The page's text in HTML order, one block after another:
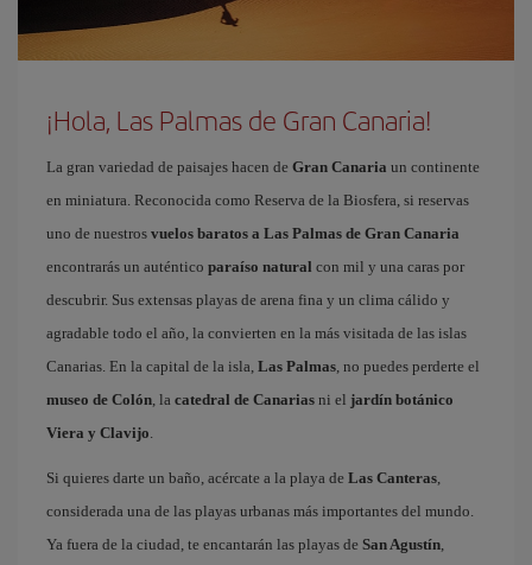
¡Hola, Las Palmas de Gran Canaria!
La gran variedad de paisajes hacen de Gran Canaria un continente
en miniatura. Reconocida como Reserva de la Biosfera, si reservas
uno de nuestros vuelos baratos a Las Palmas de Gran Canaria
encontrarás un auténtico paraíso natural con mil y una caras por
descubrir. Sus extensas playas de arena fina y un clima cálido y
agradable todo el año, la convierten en la más visitada de las islas
Canarias. En la capital de la isla, Las Palmas, no puedes perderte el
museo de Colón, la catedral de Canarias ni el jardín botánico
Viera y Clavijo.
Si quieres darte un baño, acércate a la playa de Las Canteras,
considerada una de las playas urbanas más importantes del mundo.
Ya fuera de la ciudad, te encantarán las playas de San Agustín,